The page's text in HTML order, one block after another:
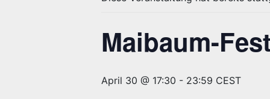
Maibaum-
April 30 @ 17:30 - 23:59 CEST